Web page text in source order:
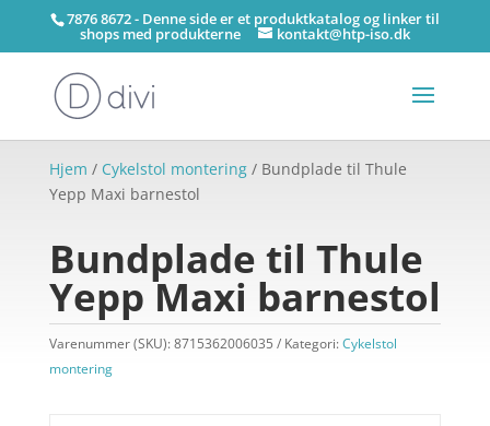
7876 8672 - Denne side er et produktkatalog og linker til
shops med produkterne kontakt@htp-iso.dk
Hjem / Cykelstol montering/ Bundplade til Thule
Yepp Maxi barnestol
Bundplade til Thule
Yepp Maxi barnestol
Varenummer (SKU):8715362006035 Kategori:Cykelstol
montering